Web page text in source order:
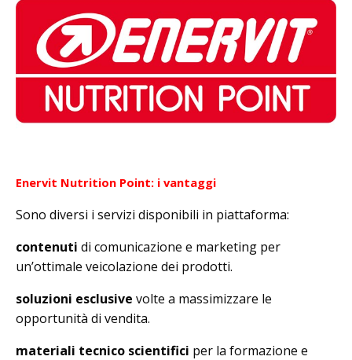
Enervit Nutrition Point: i vantaggi
Sono diversi i servizi disponibili in piattaforma:
contenuti di comunicazione e marketing per
un’ottimale veicolazione dei prodotti.
soluzioni esclusive volte a massimizzare le
opportunità di vendita.
materiali tecnico scientifici per la formazione e